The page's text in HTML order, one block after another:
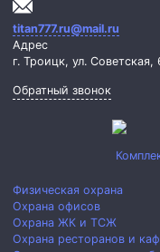
titan777.ru@mail.ru
Адрес
г. Троицк, ул. Советская,
Обратный звонок
Физическая охрана
Охрана офисов
Охрана ЖК и ТСЖ
Охрана ресторанов и